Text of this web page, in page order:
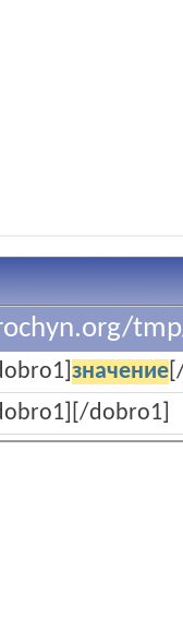
значение
dobro1]